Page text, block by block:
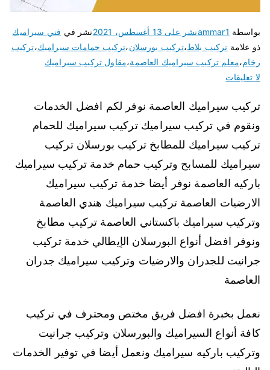
بواسطة ammar1نشر على 13 أغسطس، 2021 نشر في فني سيراميك
ذو علامة تركيب بلاط،تركيب بورسلان،تركيب حمامات سيراميك،تركيب
رخام،معلم تركيب سيراميك العاصمة،مقاول تركيب سيراميك
لا تعليقات
تركيب سيراميك العاصمة نوفر لكم افضل الخدمات
ونقوم في تركيب سيراميك تركيب سيراميك للحمام
تركيب سيراميك للمطابخ تركيب بورسلان تركيب
سيراميك للمسابح وتركيب حمام خدمة تركيب سيراميك
باركيه العاصمة نوفر أيضا خدمة تركيب سيراميك
الارضيات العاصمة تركيب سيراميك هندي العاصمة
وتركيب سيراميك باكستاني العاصمة تركيب مطابخ
ونوفر افضل أنواع البورسلان الإيطالي خدمة تركيب
جرانيت للجدران والارضيات وتركيب سيراميك جدران
العاصمة
نعمل بخبرة افضل فريق مختص ومحترف في تركيب
كافة أنواع السيراميك والبورسلان وتركيب جرانيت
وتركيب باركيه سيراميك ونعمل أيضا في توفير الخدمات